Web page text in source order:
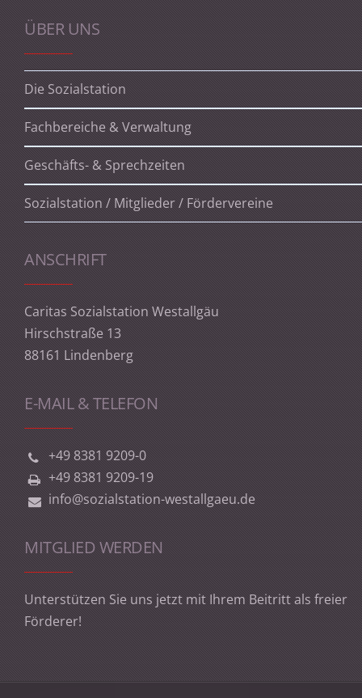
ÜBER UNS
Die Sozialstation
Fachbereiche & Verwaltung
Geschäfts- & Sprechzeiten
Sozialstation / Mitglieder / Fördervereine
ANSCHRIFT
Caritas Sozialstation Westallgäu
Hirschstraße 13
88161 Lindenberg
E-MAIL & TELEFON
+49 8381 9209-0
+49 8381 9209-19
info@sozialstation-westallgaeu.de
MITGLIED WERDEN
Unterstützen Sie uns jetzt mit Ihrem Beitritt als freier
Förderer!